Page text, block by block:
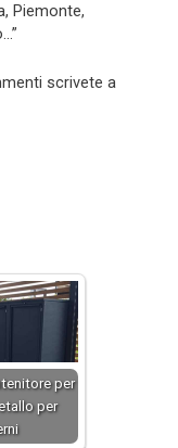
Piemonte,
scrivete a
per
per